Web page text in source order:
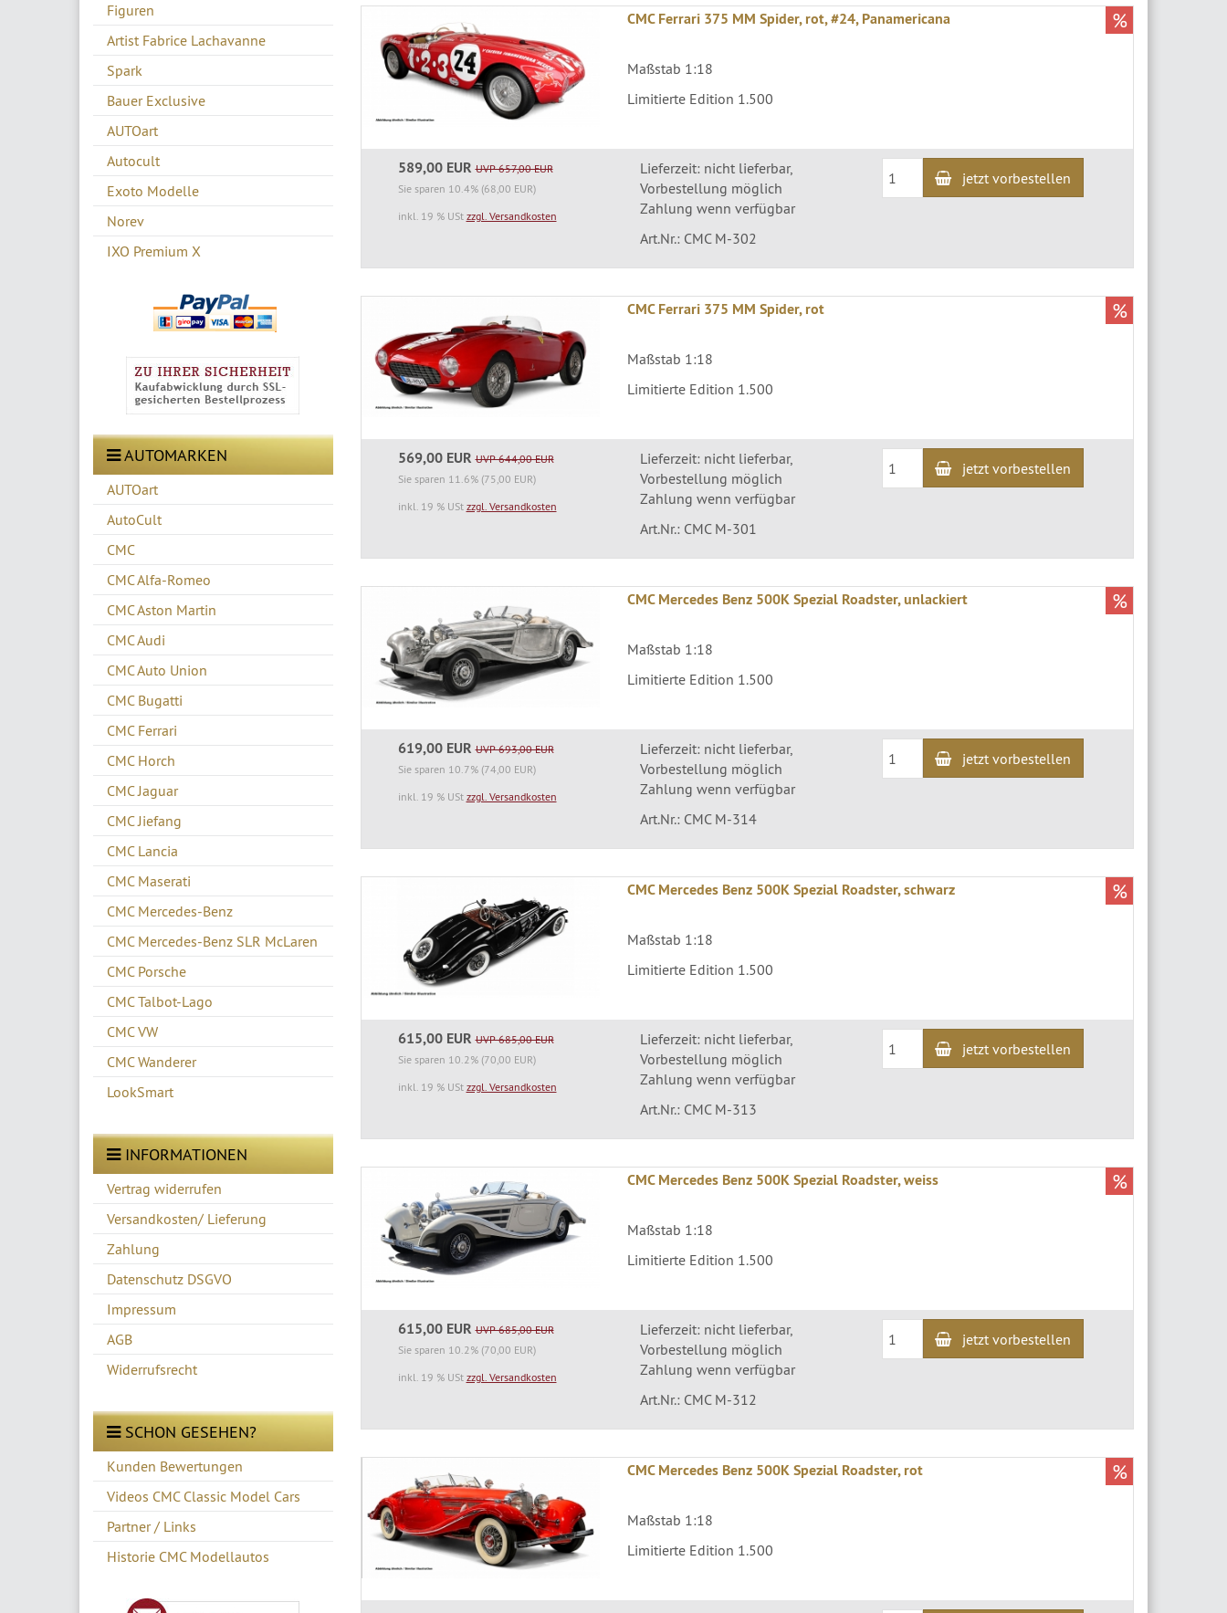
Figuren
Artist Fabrice Lachavanne
Spark
Bauer Exclusive
AUTOart
Autocult
Exoto Modelle
Norev
IXO Premium X
AUTOMARKEN
AUTOart
AutoCult
CMC
CMC Alfa-Romeo
CMC Aston Martin
CMC Audi
CMC Auto Union
CMC Bugatti
CMC Ferrari
CMC Horch
CMC Jaguar
CMC Jiefang
CMC Lancia
CMC Maserati
CMC Mercedes-Benz
CMC Mercedes-Benz SLR McLaren
CMC Porsche
CMC Talbot-Lago
CMC VW
CMC Wanderer
LookSmart
INFORMATIONEN
Vertrag widerrufen
Versandkosten/ Lieferung
Zahlung
Datenschutz DSGVO
Impressum
AGB
Widerrufsrecht
SCHON GESEHEN?
Kunden Bewertungen
Videos CMC Classic Model Cars
Partner / Links
Historie CMC Modellautos
CMC Ferrari 375 MM Spider, rot, #24, Panamericana
Maßstab 1:18
Limitierte Edition 1.500
589,00 EUR UVP 657,00 EUR
Sie sparen 10.4% (68,00 EUR)
inkl. 19 % USt zzgl. Versandkosten
Lieferzeit: nicht lieferbar,
Vorbestellung möglich
Zahlung wenn verfügbar
Art.Nr.: CMC M-302
jetzt vorbestellen
%
CMC Ferrari 375 MM Spider, rot
Maßstab 1:18
Limitierte Edition 1.500
569,00 EUR UVP 644,00 EUR
Sie sparen 11.6% (75,00 EUR)
inkl. 19 % USt zzgl. Versandkosten
Lieferzeit: nicht lieferbar,
Vorbestellung möglich
Zahlung wenn verfügbar
Art.Nr.: CMC M-301
jetzt vorbestellen
%
CMC Mercedes Benz 500K Spezial Roadster, unlackiert
Maßstab 1:18
Limitierte Edition 1.500
619,00 EUR UVP 693,00 EUR
Sie sparen 10.7% (74,00 EUR)
inkl. 19 % USt zzgl. Versandkosten
Lieferzeit: nicht lieferbar,
Vorbestellung möglich
Zahlung wenn verfügbar
Art.Nr.: CMC M-314
jetzt vorbestellen
%
CMC Mercedes Benz 500K Spezial Roadster, schwarz
Maßstab 1:18
Limitierte Edition 1.500
615,00 EUR UVP 685,00 EUR
Sie sparen 10.2% (70,00 EUR)
inkl. 19 % USt zzgl. Versandkosten
Lieferzeit: nicht lieferbar,
Vorbestellung möglich
Zahlung wenn verfügbar
Art.Nr.: CMC M-313
jetzt vorbestellen
%
CMC Mercedes Benz 500K Spezial Roadster, weiss
Maßstab 1:18
Limitierte Edition 1.500
615,00 EUR UVP 685,00 EUR
Sie sparen 10.2% (70,00 EUR)
inkl. 19 % USt zzgl. Versandkosten
Lieferzeit: nicht lieferbar,
Vorbestellung möglich
Zahlung wenn verfügbar
Art.Nr.: CMC M-312
jetzt vorbestellen
%
CMC Mercedes Benz 500K Spezial Roadster, rot
Maßstab 1:18
Limitierte Edition 1.500
%